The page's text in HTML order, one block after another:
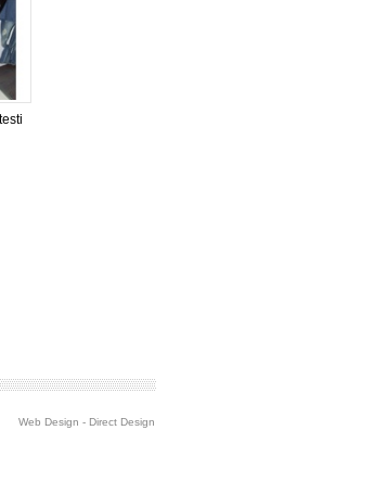
Web Design - Direct Design